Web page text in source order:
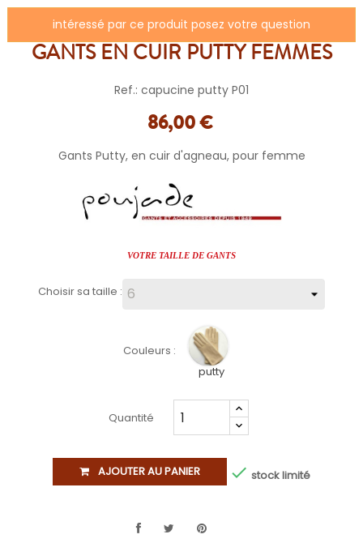
intéressé par ce produit posez votre question
GANTS EN CUIR PUTTY FEMMES
Ref.: capucine putty P01
86,00 €
Gants Putty, en cuir d'agneau, pour femme
VOTRE TAILLE DE GANTS
Choisir sa taille :
Couleurs :
putty
Quantité
AJOUTER AU PANIER  stock limité